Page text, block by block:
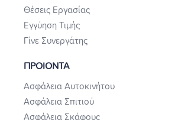
Θέσεις Εργασίας
Εγγύηση Τιμής
Γίνε Συνεργάτης
ΠΡΟΙΟΝΤΑ
Ασφάλεια Αυτοκινήτου
Ασφάλεια Σπιτιού
Ασφάλεια Σκάφους